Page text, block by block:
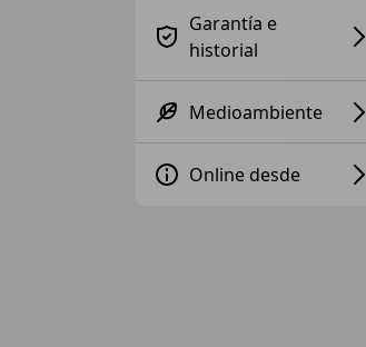
Garantía e
historial
Medioambiente
Online desde